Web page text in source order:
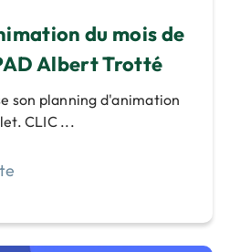
du mois de
Albert Trotté
son planning d'animation
CLIC ...